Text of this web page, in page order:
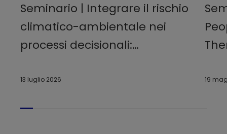
Seminario | Integrare il rischio
climatico-ambientale nei
processi decisionali:
esogeni e creazione di valore
13 luglio 2026 19